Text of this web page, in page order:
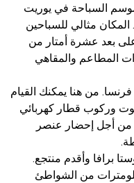
موسم السباحة في يوريت
مثالي للسباحين
بعد عشرة أمتار من
المطاعم والمقاهي
من هنا يمكنك القيام
وركوب قطار كهربائي
من أجل إحضار عنصر
برافا وأقدم منتجع.
من الشواطئ